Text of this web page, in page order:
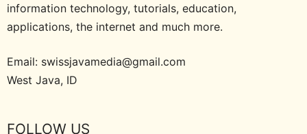
information technology, tutorials, education,
applications, the internet and much more.
Email: swissjavamedia@gmail.com
West Java, ID
FOLLOW US